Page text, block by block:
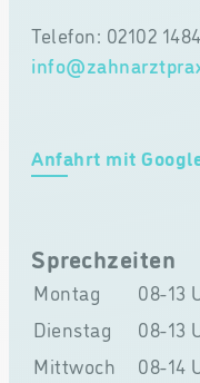
Telefon: 02102
Anfahrt mit
Sprechzeiten
Montag 08-13
Dienstag
08-13
Mittwoch
08-14